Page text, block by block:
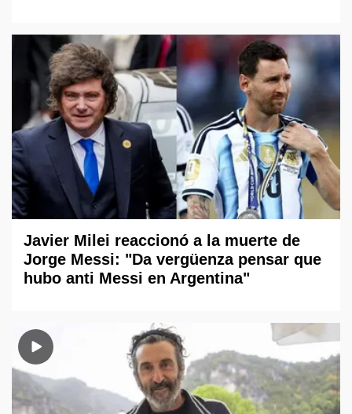
Javier Milei reaccionó a la muerte de
Jorge Messi: "Da vergüenza pensar que
hubo anti Messi en Argentina"